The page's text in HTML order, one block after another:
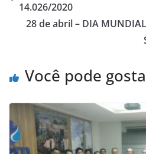
14.026/2020
28 de abril – DIA
Você pode